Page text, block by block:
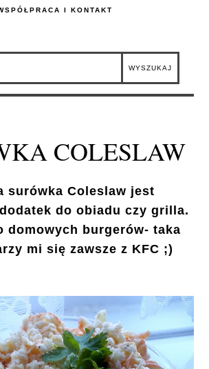
I KONTAKT
COLESLAW
surówka Coleslaw jest
do obiadu czy grilla.
domowych burgerów- taka
mi się zawsze z KFC ;)